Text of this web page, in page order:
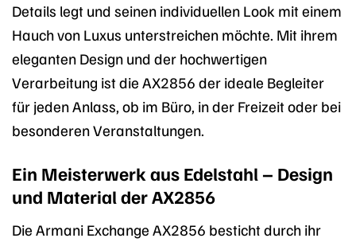
Details legt und seinen individuellen Look mit einem
Hauch von Luxus unterstreichen möchte. Mit ihrem
eleganten Design und der hochwertigen
Verarbeitung ist die AX2856 der ideale Begleiter
für jeden Anlass, ob im Büro, in der Freizeit oder bei
besonderen Veranstaltungen.
Ein Meisterwerk aus Edelstahl – Design
und Material der AX2856
Die Armani Exchange AX2856 besticht durch ihr